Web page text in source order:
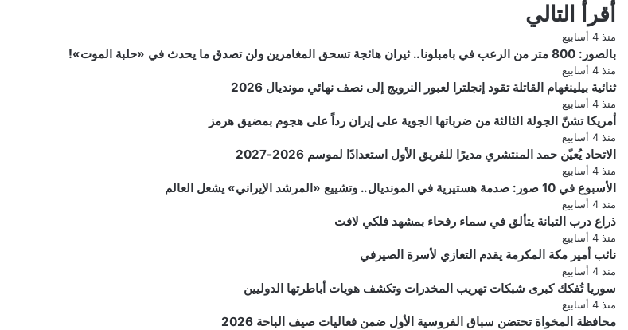
أقرأ التالي
منذ 4 أسابيع
بالصور: 800 متر من الرعب في بامبلونا.. ثيران هائجة تسحق المغامرين ولن تصدق ما يحدث في «حلبة الموت»!
منذ 4 أسابيع
ثنائية بيلينغهام القاتلة تقود إنجلترا لعبور النرويج إلى نصف نهائي مونديال 2026
منذ 4 أسابيع
أمريكا تشنّ الجولة الثالثة من ضرباتها الجوية على إيران رداً على هجوم بمضيق هرمز
منذ 4 أسابيع
الاتحاد يُعيّن حمد المنتشري مديرًا للفريق الأول استعدادًا لموسم 2026-2027
منذ 4 أسابيع
الأسبوع في 10 صور: صدمة هستيرية في المونديال.. وتشييع «المرشد الإيراني» يشعل العالم
منذ 4 أسابيع
ذراع درب التبانة يتألق في سماء رفحاء بمشهد فلكي لافت
منذ 4 أسابيع
نائب أمير مكة المكرمة يقدم التعازي لأسرة الصيرفي
منذ 4 أسابيع
سوريا تُفكك كبرى شبكات تهريب المخدرات وتكشف هويات أباطرتها الدوليين
منذ 4 أسابيع
محافظة المخواة تحتضن سباق الفروسية الأول ضمن فعاليات صيف الباحة 2026